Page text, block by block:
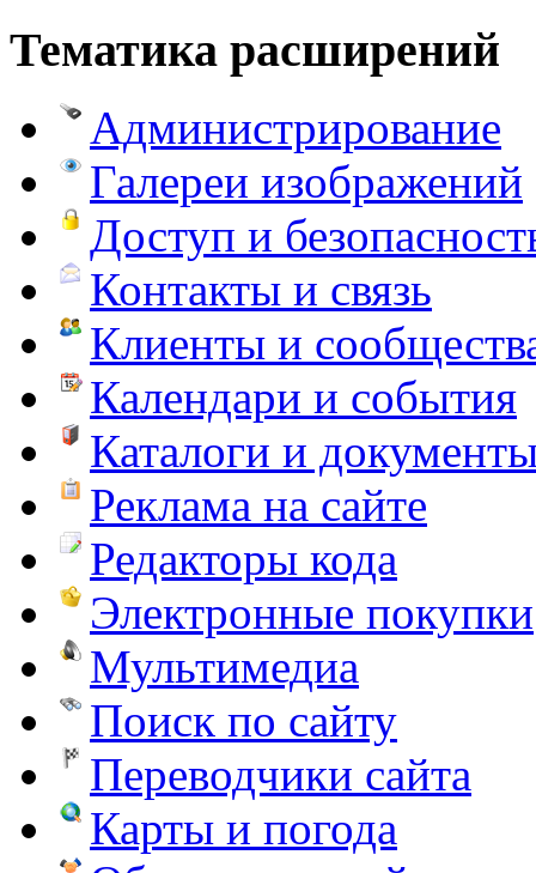
Тематика расширений
Администрирование
Галереи изображений
Доступ и
Контакты и связь
Клиенты и
Календари и события
Каталоги и
Реклама на сайте
Редакторы кода
Электронные покупки
Мультимедиа
Поиск по сайту
Переводчики сайта
Карты и погода